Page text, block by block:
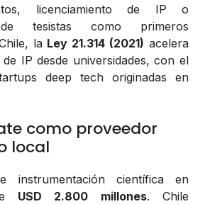
licenciamiento de IP o
tesistas como primeros
la Ley 21.314 (2021) acelera
IP desde universidades, con el
deep tech originadas en
como proveedor
local
instrumentación científica en
USD 2.800 millones. Chile